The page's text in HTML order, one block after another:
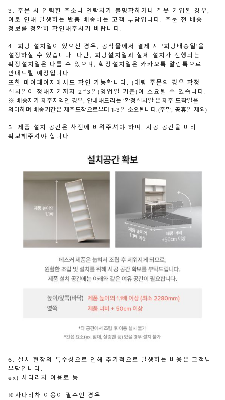
3. 주문 시 입력한 주소나 연락처가 불명확하거나 잘못 기입된 경우,
이로 인해 발생하는 반품 배송비는 고객 부담입니다. 주문 전 배송
정보를 정확히 확인해주시기 바랍니다.
4. 희망 설치일이 있으신 경우, 공식몰에서 결제 시 '희망배송일'을
설정하실 수 있습니다. 다만, 희망설치일과 실제 설치가 진행되는
확정설치일은 다를 수 있으며, 확정설치일은 카카오톡 알림톡으로
안내드릴 예정입니다.
또한 마이페이지에서도 확인 가능합니다. (대량 주문의 경우 확정
설치일이 정해지기까지 2~3일(영업일 기준)이 소요될 수 있습니다.
※ 배송지가 제주지역인 경우, 안내해드리는 '확정설치일'은 제주 도착일을
의미하며 배송기간은 제주도착으로부터 1-3일 소요됩니다.(주말, 공휴일 제외)
5. 제품 설치 공간은 사전에 비워주셔야 하며, 시공 공간을 미리
확보해주셔야 합니다.
6. 설치 현장의 특수성으로 인해 추가적으로 발생하는 비용은 고객님
부담입니다.
ex) 사다리차 이용료 등
※사다리차 이용이 필수인 경우